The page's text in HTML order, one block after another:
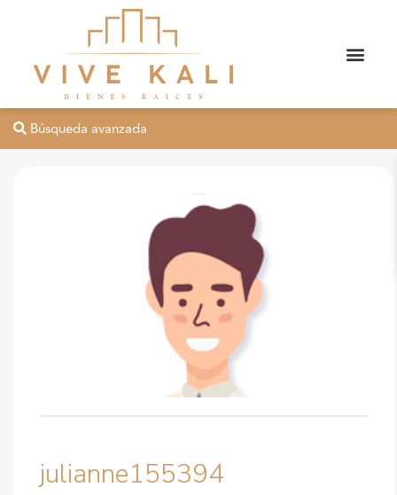
Búsqueda avanzada
julianne155394